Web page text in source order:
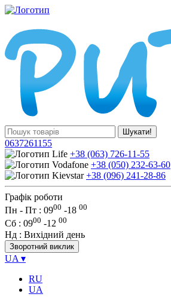
Шукати!
0637261155
+38 (063) 726-11-55
+38 (050) 232-63-60
+38 (096) 241-28-86
Графік роботи
Пн - Пт : 0900 -18 00
Сб : 0900 -12 00
Нд : Вихідний день
Зворотний виклик
UA ▾
RU
UA